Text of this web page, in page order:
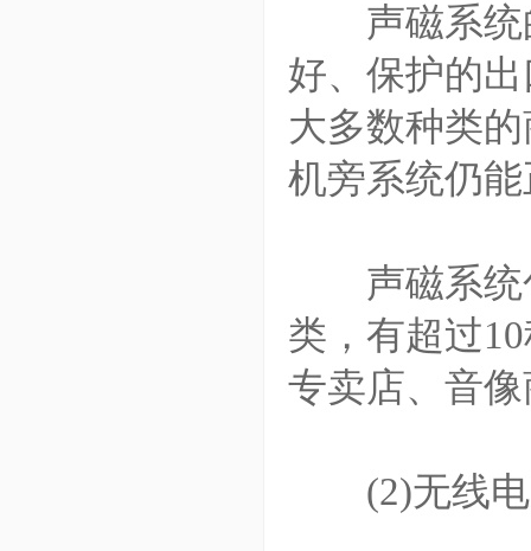
声磁系统的
好、保护的
大多数种类
机旁系统仍
声磁系统包
类，有超过
专卖店、音
(2)无线电